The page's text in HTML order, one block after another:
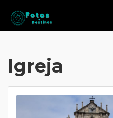
Igreja